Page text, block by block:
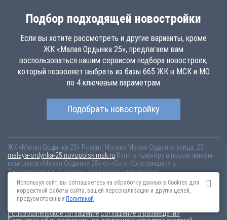
Подбор подходящей новостройки
Если вы хотите рассмотреть и другие варианты, кроме
ЖК «Малая Ордынка 25», предлагаем вам
воспользоваться нашим сервисом подбора новостроек,
который позволяет выбрать из базы 665 ЖК в МСК и МО
по 4 ключевым параметрам
Подобрать новостройку
ЖК «Малая Ордынка 25» Россия Москва Малая Ордынка улица, 25
malaya-ordynka-25.novopoisk.msk.ru Купить квартиру в новом жилом
комплексе «Малая Ордынка 25» от «Сити Констракшен» в
Замоскворечье. Квартиры различных планировок!
Новостройки Санкт-ПетербургаНовостройки Москвы
Информация на сайте взята из открытых источников, не является
Пользовательское соглашениеСоглашение о размещении
Используя сайт, вы соглашаетесь на обработку данных в Cookies для
корректной работы сайта, вашей персонализации и других целей,
предусмотренных Политикой